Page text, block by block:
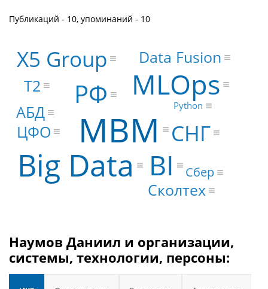
Публикаций - 10, упоминаний - 10
МВМ
Big Data
MLOps
BI
РФ
X5 Group
СНГ
Т2
АБД
Data Fusion
ЦФО
Сколтех
Сбер
Python
Наумов Даниил и организации,
системы, технологии, персоны: